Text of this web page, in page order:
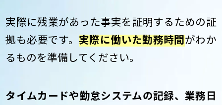
実際に残業があった事実を証明するための証
拠も必要です。実際に働いた勤務時間がわか
るものを準備してください。
タイムカードや勤怠システムの記録、業務日